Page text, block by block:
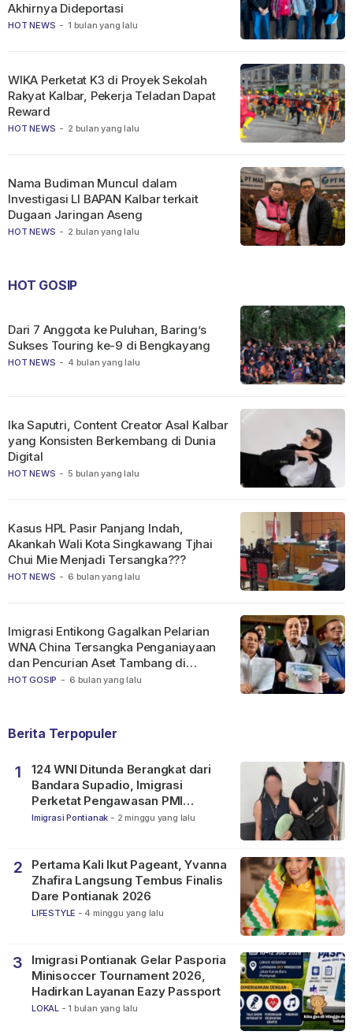
HOT NEWS - 1 bulan yang lalu
Akhirnya Dideportasi
HOT NEWS - 2 bulan yang lalu
WIKA Perketat K3 di Proyek Sekolah
Rakyat Kalbar, Pekerja Teladan Dapat
Reward
HOT NEWS - 2 bulan yang lalu
Nama Budiman Muncul dalam
Investigasi LI BAPAN Kalbar terkait
Dugaan Jaringan Aseng
HOT GOSIP
HOT NEWS - 4 bulan yang lalu
Dari 7 Anggota ke Puluhan, Baring’s
Sukses Touring ke-9 di Bengkayang
HOT NEWS - 5 bulan yang lalu
Ika Saputri, Content Creator Asal Kalbar
yang Konsisten Berkembang di Dunia
Digital
HOT NEWS - 6 bulan yang lalu
Kasus HPL Pasir Panjang Indah,
Akankah Wali Kota Singkawang Tjhai
Chui Mie Menjadi Tersangka???
HOT GOSIP - 6 bulan yang lalu
Imigrasi Entikong Gagalkan Pelarian
WNA China Tersangka Penganiayaan
dan Pencurian Aset Tambang di
Ketapang
Berita Terpopuler
1
124 WNI Ditunda Berangkat dari
Bandara Supadio, Imigrasi
Perketat Pengawasan PMI
Nonprosedural
Imigrasi Pontianak - 2 minggu yang lalu
2
Pertama Kali Ikut Pageant, Yvanna
Zhafira Langsung Tembus Finalis
Dare Pontianak 2026
LIFESTYLE - 4 minggu yang lalu
3
Imigrasi Pontianak Gelar Pasporia
Minisoccer Tournament 2026,
Hadirkan Layanan Eazy Passport
LOKAL - 1 bulan yang lalu